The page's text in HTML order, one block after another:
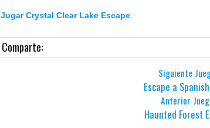
Jugar Crystal Clear Lake Escape
Comparte:
Siguiente
Escape a
Anterior
Haunted Forest